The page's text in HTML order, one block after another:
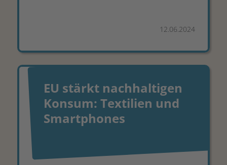
12.06.2024
EU stärkt nachhaltigen
Konsum: Textilien und
Smartphones